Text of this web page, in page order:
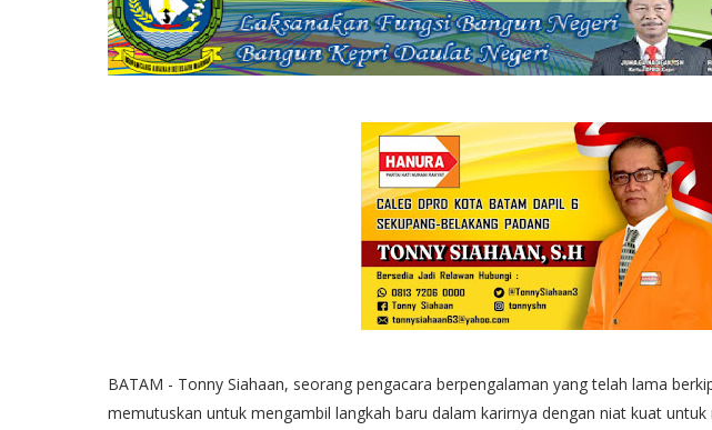
BATAM - Tonny Siahaan, seorang pengacara berpengalaman yang telah lama
memutuskan untuk mengambil langkah baru dalam karirnya dengan niat kuat